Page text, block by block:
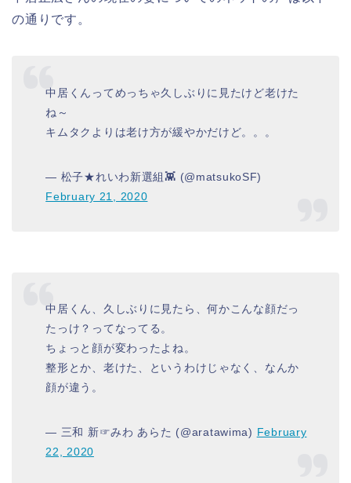
の通りです。
中居くんってめっちゃ久しぶりに見たけど老けた
ね～
キムタクよりは老け方が緩やかだけど。。。
— 松子★れいわ新選組👾 (@matsukoSF)
February 21, 2020
中居くん、久しぶりに見たら、何かこんな顔だっ
たっけ？ってなってる。
ちょっと顔が変わったよね。
整形とか、老けた、というわけじゃなく、なんか
顔が違う。
— 三和 新☞みわ あらた (@aratawima) February
22, 2020